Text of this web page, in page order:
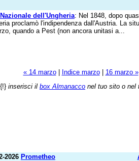
Nazionale dell'Ungheria: Nel 1848, dopo
proclamò l'indipendenza dall'Austria. La
quando a Pest (non ancora unitasi a...
« 14 marzo| Indice marzo| 16 marzo »
{!} inserisci il box Almanacco nel tuo sito o nel
2026 Prometheo